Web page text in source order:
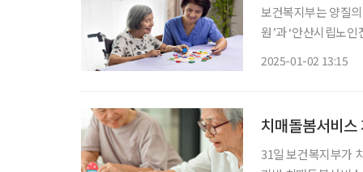
보건복지부는 양질
원’과 ‘안산시립노인전문
2025-01-02 13:15
치매돌봄서비
31일 보건복지부가